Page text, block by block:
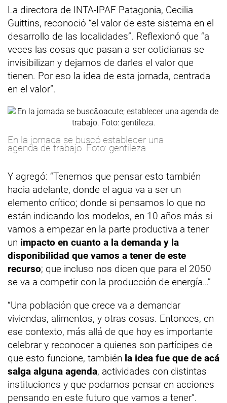
La directora de INTA-IPAF Patagonia, Cecilia
Guittins, reconoció “el valor de este sistema en el
desarrollo de las localidades”. Reflexionó que “a
veces las cosas que pasan a ser cotidianas se
invisibilizan y dejamos de darles el valor que
tienen. Por eso la idea de esta jornada, centrada
en el valor”.
En la jornada se buscó establecer una
agenda de trabajo. Foto: gentileza.
Y agregó: “Tenemos que pensar esto también
hacia adelante, donde el agua va a ser un
elemento crítico; donde si pensamos lo que no
están indicando los modelos, en 10 años más si
vamos a empezar en la parte productiva a tener
un impacto en cuanto a la demanda y la
disponibilidad que vamos a tener de este
recurso; que incluso nos dicen que para el 2050
se va a competir con la producción de energía…”
“Una población que crece va a demandar
viviendas, alimentos, y otras cosas. Entonces, en
ese contexto, más allá de que hoy es importante
celebrar y reconocer a quienes son partícipes de
que esto funcione, también la idea fue que de acá
salga alguna agenda, actividades con distintas
instituciones y que podamos pensar en acciones
pensando en este futuro que vamos a tener”.